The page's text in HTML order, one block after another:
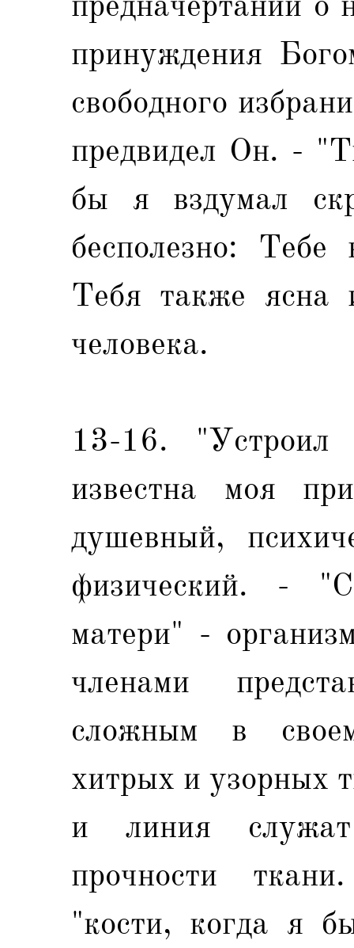
принуждения
свободного
предвидел Он. -
бы я вздумал
бесполезно: Тебе
Тебя также ясна
человека.
13-16. "Устроил
известна моя
душевный,
физический. -
матери" -
членами
сложным в
хитрых и узорных
и линия
прочности
"кости, когда я